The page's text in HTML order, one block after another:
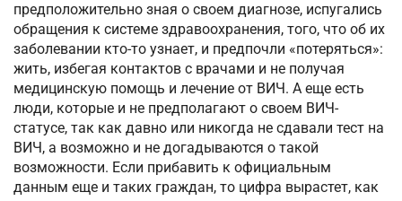
предположительно зная о своем диагнозе, испугались
обращения к системе здравоохранения, того, что об их
заболевании кто-то узнает, и предпочли «потеряться»:
жить, избегая контактов с врачами и не получая
медицинскую помощь и лечение от ВИЧ. А еще есть
люди, которые и не предполагают о своем ВИЧ-
статусе, так как давно или никогда не сдавали тест на
ВИЧ, а возможно и не догадываются о такой
возможности. Если прибавить к официальным
данным еще и таких граждан, то цифра вырастет, как